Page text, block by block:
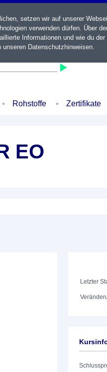
Rohstoffe Zertifikate
EO
Letzter
setzen wir auf unserer
verwenden dürfen. Über
Informationen und wie du
unseren Datenschutzhinweisen.